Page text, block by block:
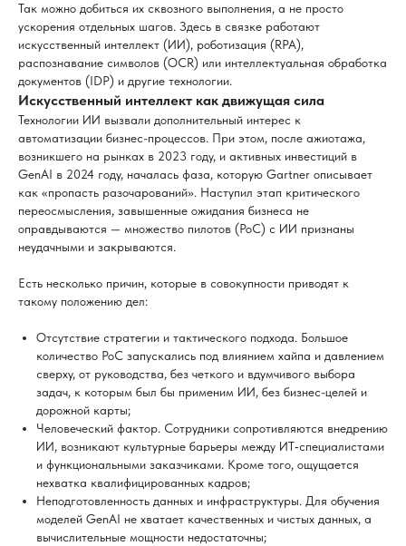
Так можно добиться их сквозного выполнения, а не просто
ускорения отдельных шагов. Здесь в связке работают
искусственный интеллект (ИИ), роботизация (RPA),
распознавание символов (OCR) или интеллектуальная обработка
документов (IDP) и другие технологии.
Искусственный интеллект как движущая сила
Технологии ИИ вызвали дополнительный интерес к
автоматизации бизнес-процессов. При этом, после ажиотажа,
возникшего на рынках в 2023 году, и активных инвестиций в
GenAI в 2024 году, началась фаза, которую Gartner описывает
как «пропасть разочарований». Наступил этап критического
переосмысления, завышенные ожидания бизнеса не
оправдываются — множество пилотов (PoC) с ИИ признаны
неудачными и закрываются.
Есть несколько причин, которые в совокупности приводят к
такому положению дел:
Отсутствие стратегии и тактического подхода. Большое
количество PoC запускались под влиянием хайпа и давлением
сверху, от руководства, без четкого и вдумчивого выбора
задач, к которым был бы применим ИИ, без бизнес-целей и
дорожной карты;
Человеческий фактор. Сотрудники сопротивляются внедрению
ИИ, возникают культурные барьеры между ИТ‑специалистами
и функциональными заказчиками. Кроме того, ощущается
нехватка квалифицированных кадров;
Неподготовленность данных и инфраструктуры. Для обучения
моделей GenAI не хватает качественных и чистых данных, а
вычислительные мощности недостаточны;